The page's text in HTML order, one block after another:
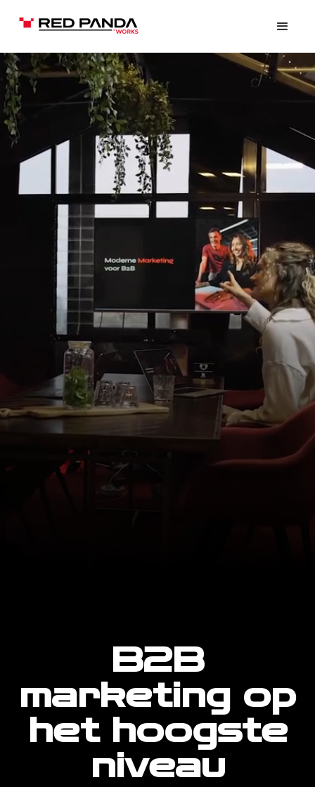
B2B
marketing op
het hoogste
niveau